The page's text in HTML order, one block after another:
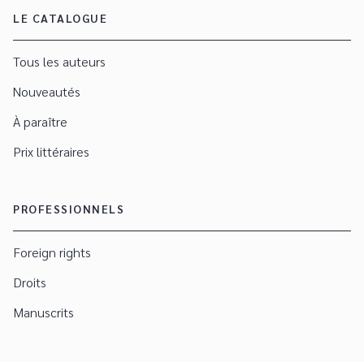
LE CATALOGUE
Tous les auteurs
Nouveautés
À paraître
Prix littéraires
PROFESSIONNELS
Foreign rights
Droits
Manuscrits